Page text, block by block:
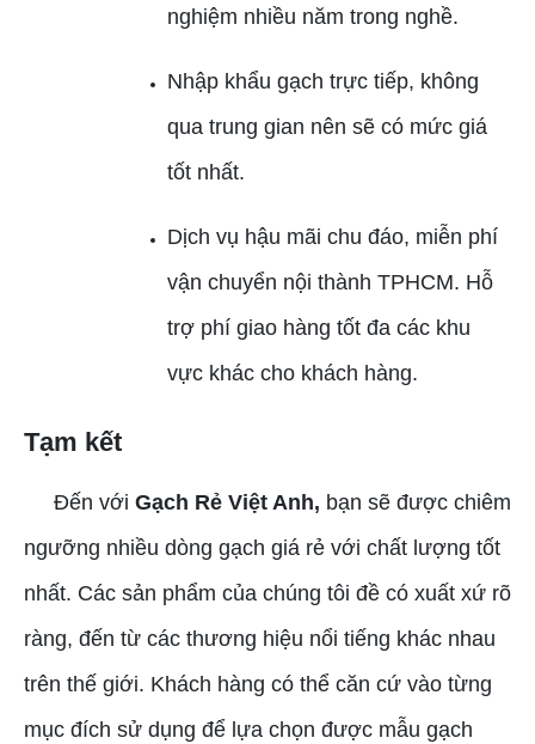
nghiệm nhiều năm trong nghề.
Nhập khẩu gạch trực tiếp, không
qua trung gian nên sẽ có mức giá
tốt nhất.
Dịch vụ hậu mãi chu đáo, miễn phí
vận chuyển nội thành TPHCM. Hỗ
trợ phí giao hàng tốt đa các khu
vực khác cho khách hàng.
Tạm kết
Đến với Gạch Rẻ Việt Anh, bạn sẽ được chiêm
ngưỡng nhiều dòng gạch giá rẻ với chất lượng tốt
nhất. Các sản phẩm của chúng tôi đề có xuất xứ rõ
ràng, đến từ các thương hiệu nổi tiếng khác nhau
trên thế giới. Khách hàng có thể căn cứ vào từng
mục đích sử dụng để lựa chọn được mẫu gạch